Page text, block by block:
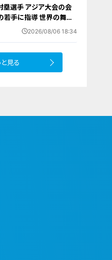
塁選手 アジア大会の会
若手に指導 世界の舞台
に… 愛知国際アリーナ
2026/08/06 18:34
と見る